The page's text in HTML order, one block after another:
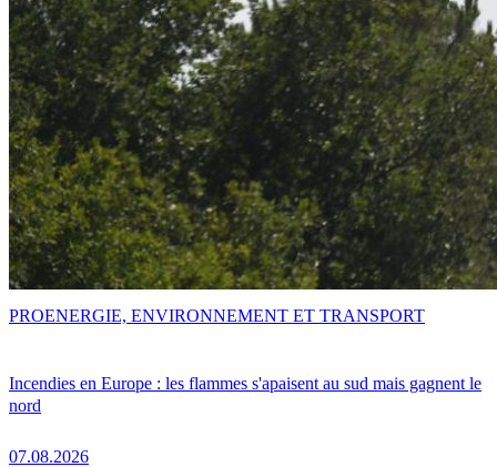
Incendies en Europe : les flammes s'apaisent au sud mais gagnent le
nord
07.08.2026
PROENERGIE, ENVIRONNEMENT ET TRANSPORT